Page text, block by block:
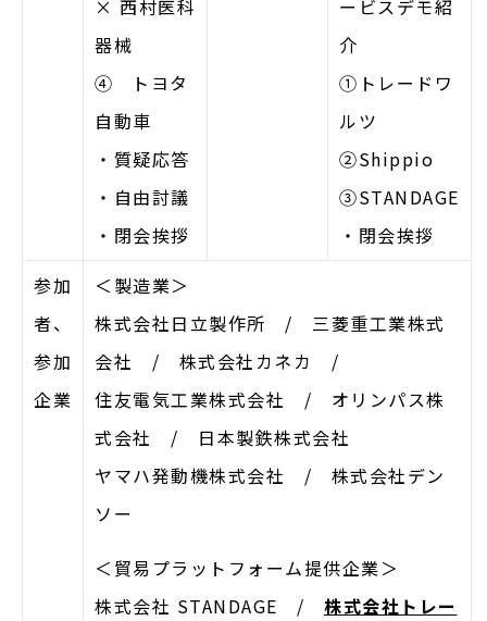
× 西村医科
器械
④ トヨタ
自動車
・質疑応答
・自由討議
・閉会挨拶
ービスデモ紹
介
①トレードワ
ルツ
➁Shippio
③STANDAGE
・閉会挨拶
参加
者、
参加
企業
＜製造業＞
株式会社日立製作所 / 三菱重工業株式
会社 / 株式会社カネカ /
住友電気工業株式会社 / オリンパス株
式会社 / 日本製鉄株式会社
ヤマハ発動機株式会社 / 株式会社デン
ソー
＜貿易プラットフォーム提供企業＞
株式会社 STANDAGE / 株式会社トレー